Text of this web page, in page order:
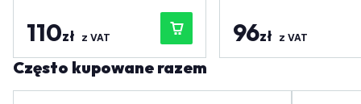
110zł z VAT 96zł z VAT
Często kupowane razem